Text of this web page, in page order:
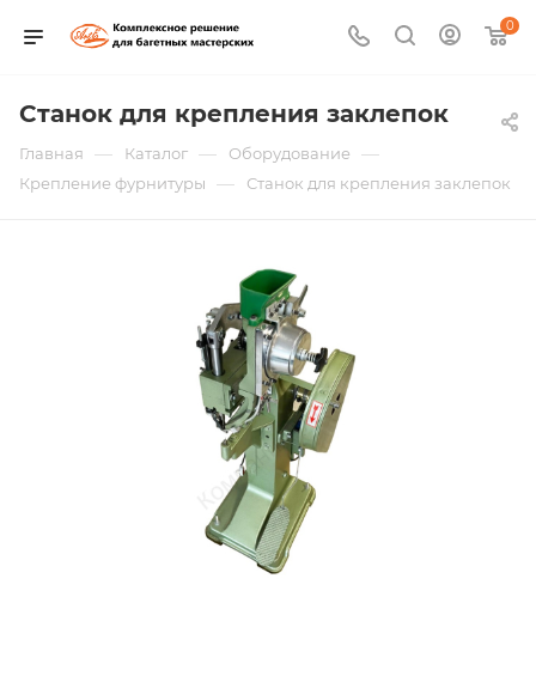
0
Станок для крепления заклепок
Главная — Каталог — Оборудование —
Крепление фурнитуры — Станок для крепления заклепок